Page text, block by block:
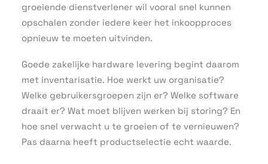
groeiende dienstverlener wil vooral snel kunnen
opschalen zonder iedere keer het inkoopproces
opnieuw te moeten uitvinden.
Goede zakelijke hardware levering begint daarom
met inventarisatie. Hoe werkt uw organisatie?
Welke gebruikersgroepen zijn er? Welke software
draait er? Wat moet blijven werken bij storing? En
hoe snel verwacht u te groeien of te vernieuwen?
Pas daarna heeft productselectie echt waarde.